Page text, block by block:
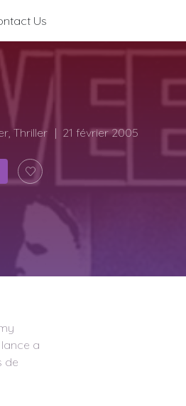
Us
Thriller 21 février 2005
a
de